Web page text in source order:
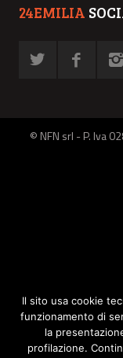
24EMILIA
© NFN srl - P. Iva
Il sito usa cookie
funzionamento di
la
profilazione.